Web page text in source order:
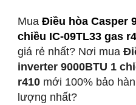
Mua Điều hòa Casper
chiều IC-09TL33 gas
giá rẻ nhất? Nơi mua
inverter 9000BTU 1
r410 mới 100% bảo
lượng nhất?